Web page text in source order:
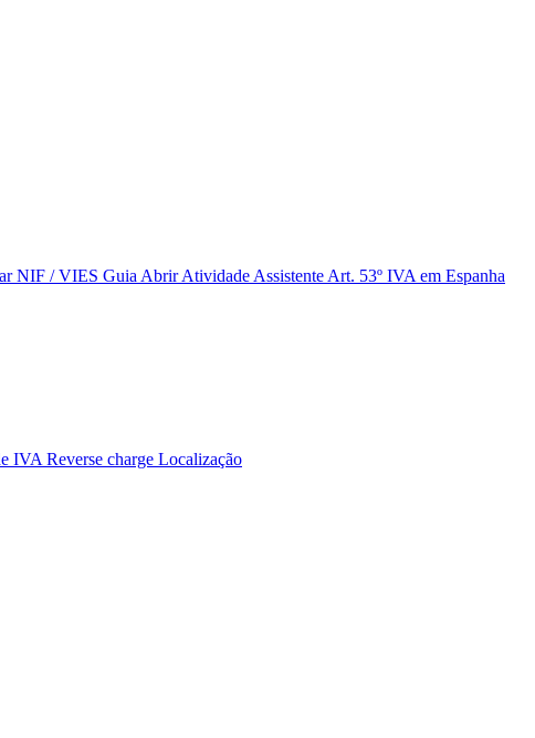
NIF / VIES Guia Abrir Atividade Assistente Art. 53º IVA em Espanha
IVA Reverse charge Localização